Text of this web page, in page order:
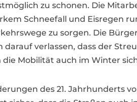
zu schonen. Die
Schneefall und Eisregen
zu sorgen. Die
darauf verlassen, dass der
die Mobilität auch im Winter
des 21. Jahrhunderts